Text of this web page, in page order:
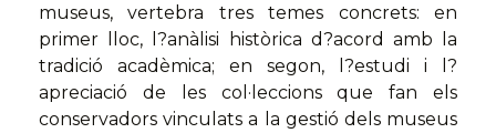
museus, vertebra tres temes concrets: en
primer lloc, l?anàlisi històrica d?acord amb la
tradició acadèmica; en segon, l?estudi i l?
apreciació de les col·leccions que fan els
conservadors vinculats a la gestió dels museus